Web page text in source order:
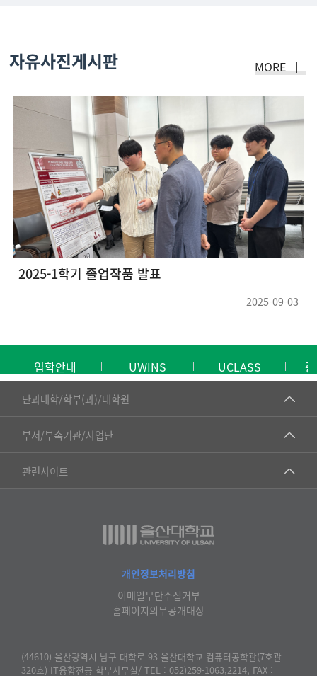
자유사진게시판 MORE
2025-1학기 졸업작품 발표
2025-09-03
입학안내 UWINS UCLASS
단과대학/학부(과)/대학원
■인문대학
▷국어국문학부
▷일본어·일본학과
▷프랑스어·프랑스학과
▷사회과학부
부서/부속기관/사업단
공동기기센터
공학교육혁신센터
물리BK 미래혁신응집물질물리인재교육연구단
미래기술혁신융합형인재양성센터
관련사이트
건강가정지원센터
교수협의회
온라인 기술거래 플랫폼
울산대학교 총동문회
개인정보처리방침
이메일무단수집거부
홈페이지의무공개대상
(44610) 울산광역시 남구 대학로 93 울산대학교 컴퓨터공학관(7호관
320호) IT융합전공 학부사무실/ TEL : 052)259-1063,2214, FAX :